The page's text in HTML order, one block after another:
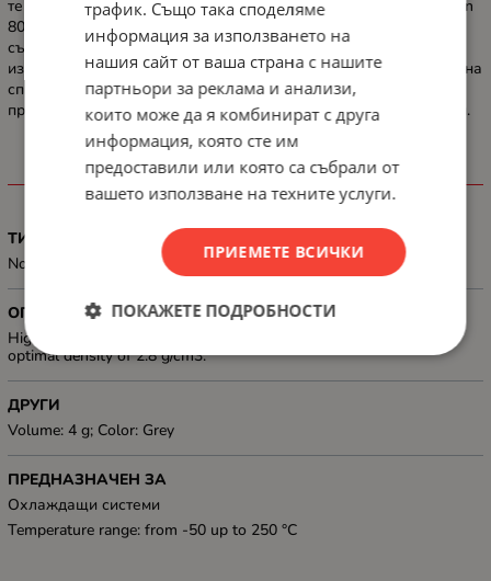
температури. За да отговори на тези високи изисквания, Silicon
801 осигурява висока топлопроводимост, ниско термично
съпротивление, не провежда електричество, не корозира и не
изисква време за втвърдяване. Поради използването на удобна
спринцовка, приложението и съхранението няма да
представляват проблем дори за по-малко опитни потребители.
ХАРАКТЕРИСТИКИ
ТИП
Non-Conductive/Corrosion resistance
ОПИСАНИЕ
High efficiency with a thermal conductivity of 12.8 W/m·K and an
optimal density of 2.8 g/cm3.
ДРУГИ
Volume: 4 g; Color: Grey
ПРЕДНАЗНАЧЕН ЗА
Охлаждащи системи
Temperature range: from -50 up to 250 °C
трафик. Също така споделяме
информация за използването на
нашия сайт от ваша страна с нашите
партньори за реклама и анализи,
които може да я комбинират с друга
информация, която сте им
предоставили или която са събрали от
вашето използване на техните услуги.
ПРИЕМЕТЕ ВСИЧКИ
ПОКАЖЕТЕ ПОДРОБНОСТИ